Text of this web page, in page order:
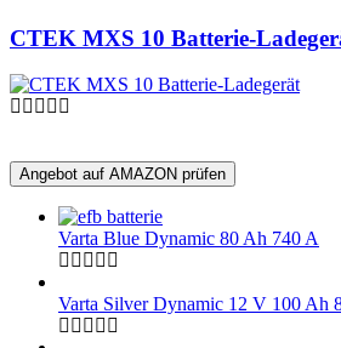
CTEK MXS 10 Batterie-
Angebot auf AMAZON prüfen
Varta Blue Dynamic 80 Ah 740 A
Varta Silver Dynamic 12 V 100 Ah